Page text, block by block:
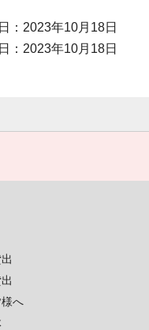
：2023年10月18日
：2023年10月18日
へ